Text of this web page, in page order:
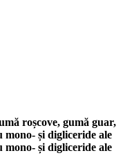
roșcove, gumă guar,
mono- și digliceride ale
mono- și digliceride ale